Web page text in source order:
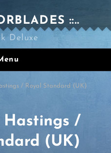
::..
Deluxe
/ Royal Standard (UK)
Hastings /
(UK)